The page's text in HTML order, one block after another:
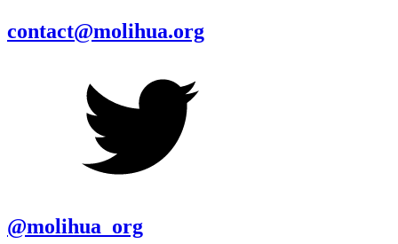
contact@molihua.org
@molihua_org